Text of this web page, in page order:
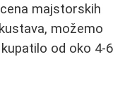
majstorskih
možemo
od oko 4-6